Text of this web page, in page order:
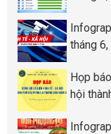
tháng
Họp
hội